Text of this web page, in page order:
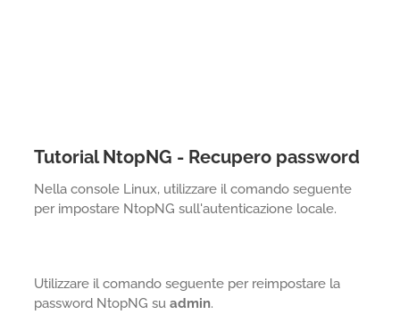
Tutorial NtopNG - Recupero password
Nella console Linux, utilizzare il comando seguente
per impostare NtopNG sull'autenticazione locale.
Utilizzare il comando seguente per reimpostare la
password NtopNG su admin.